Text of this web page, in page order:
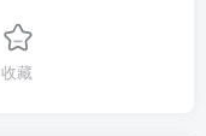
收藏